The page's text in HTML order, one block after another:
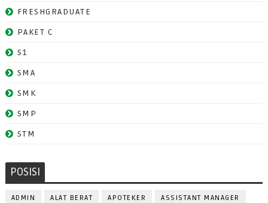
FRESHGRADUATE
PAKET C
S1
SMA
SMK
SMP
STM
POSISI
ADMIN ALAT BERAT APOTEKER ASSISTANT MANAGER